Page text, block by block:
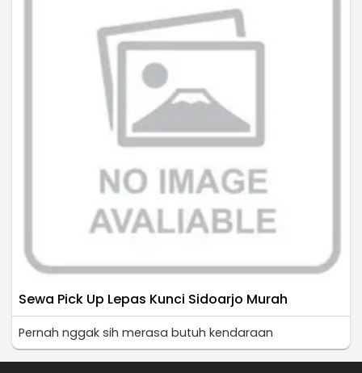
Sewa Pick Up Lepas Kunci Sidoarjo Murah
Pernah nggak sih merasa butuh kendaraan